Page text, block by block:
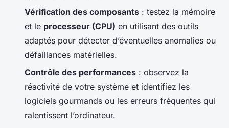
Vérification des composants : testez la mémoire
et le processeur (CPU) en utilisant des outils
adaptés pour détecter d’éventuelles anomalies ou
défaillances matérielles.
Contrôle des performances : observez la
réactivité de votre système et identifiez les
logiciels gourmands ou les erreurs fréquentes qui
ralentissent l’ordinateur.